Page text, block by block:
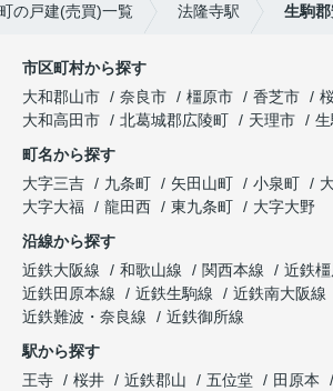
の戸建(売買)一覧 法隆寺駅 生駒
市区町村から探す
大和郡山市
奈良市 橿原市 香芝市
大和高田市
北葛城郡広陵町 天理市
町名から探す
大字三吉
九条町 矢田山町 小泉町
大字大福
龍田西 東九条町
大字大野
沿線から探す
近鉄大阪線
和歌山線 関西本線 近鉄
近鉄田原本線
近鉄生駒線
近鉄南大阪線
近鉄難波・奈良線
近鉄御所線
駅から探す
王寺
桜井 近鉄郡山 五位堂 田原本